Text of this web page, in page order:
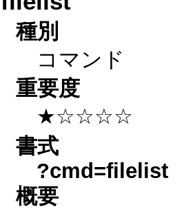
種別
コマンド
重要度
★☆☆☆☆
書式
?cmd=filelist
概要